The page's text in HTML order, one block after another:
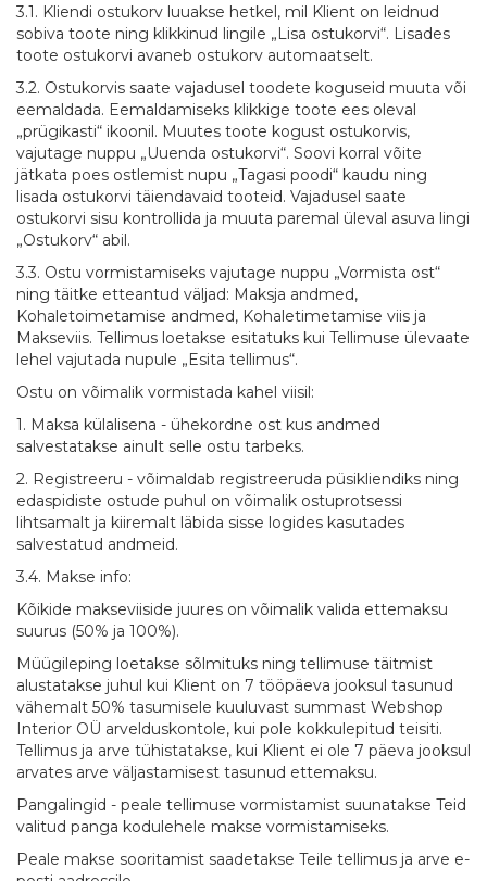
3.1. Kliendi ostukorv luuakse hetkel, mil Klient on leidnud
sobiva toote ning klikkinud lingile „Lisa ostukorvi“. Lisades
toote ostukorvi avaneb ostukorv automaatselt.
3.2. Ostukorvis saate vajadusel toodete koguseid muuta või
eemaldada. Eemaldamiseks klikkige toote ees oleval
„prügikasti“ ikoonil. Muutes toote kogust ostukorvis,
vajutage nuppu „Uuenda ostukorvi“. Soovi korral võite
jätkata poes ostlemist nupu „Tagasi poodi“ kaudu ning
lisada ostukorvi täiendavaid tooteid. Vajadusel saate
ostukorvi sisu kontrollida ja muuta paremal üleval asuva lingi
„Ostukorv“ abil.
3.3. Ostu vormistamiseks vajutage nuppu „Vormista ost“
ning täitke etteantud väljad: Maksja andmed,
Kohaletoimetamise andmed, Kohaletimetamise viis ja
Makseviis. Tellimus loetakse esitatuks kui Tellimuse ülevaate
lehel vajutada nupule „Esita tellimus“.
Ostu on võimalik vormistada kahel viisil:
1. Maksa külalisena - ühekordne ost kus andmed
salvestatakse ainult selle ostu tarbeks.
2. Registreeru - võimaldab registreeruda püsikliendiks ning
edaspidiste ostude puhul on võimalik ostuprotsessi
lihtsamalt ja kiiremalt läbida sisse logides kasutades
salvestatud andmeid.
3.4. Makse info:
Kõikide makseviiside juures on võimalik valida ettemaksu
suurus (50% ja 100%).
Müügileping loetakse sõlmituks ning tellimuse täitmist
alustatakse juhul kui Klient on 7 tööpäeva jooksul tasunud
vähemalt 50% tasumisele kuuluvast summast Webshop
Interior OÜ arvelduskontole, kui pole kokkulepitud teisiti.
Tellimus ja arve tühistatakse, kui Klient ei ole 7 päeva jooksul
arvates arve väljastamisest tasunud ettemaksu.
Pangalingid - peale tellimuse vormistamist suunatakse Teid
valitud panga kodulehele makse vormistamiseks.
Peale makse sooritamist saadetakse Teile tellimus ja arve e-